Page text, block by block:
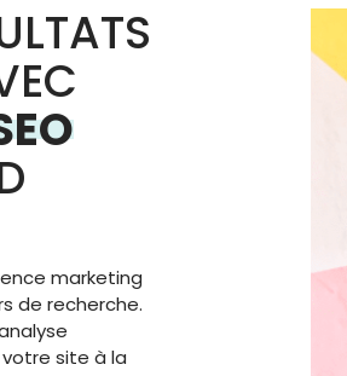
marketing
de recherche.
site à la